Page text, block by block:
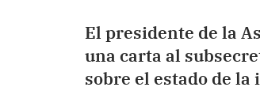
El presidente de la
una carta al
sobre el estado de